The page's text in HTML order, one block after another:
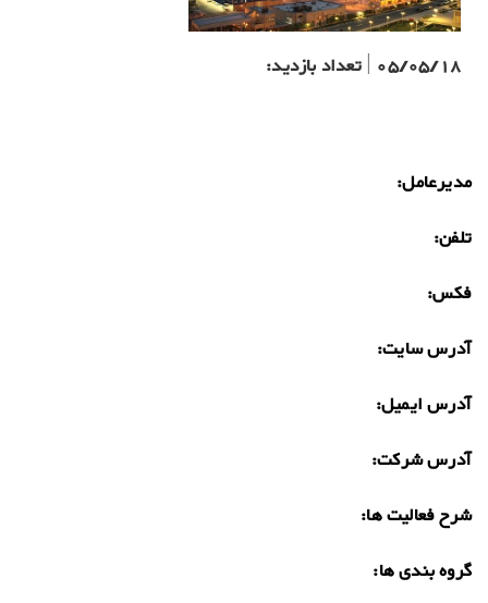
05/05/18
|تعداد بازدید:
مدیرعامل:
تلفن:
فکس:
آدرس سایت:
آدرس ایمیل:
آدرس شرکت:
شرح فعالیت ها:
گروه بندی ها: